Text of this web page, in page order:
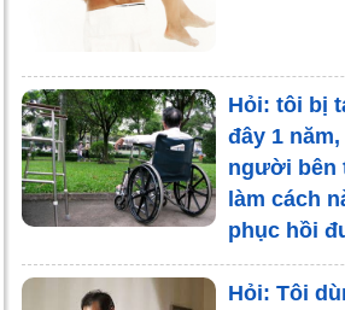
Hỏi: tôi bị
đây 1
người bên
làm cách
phục hồi
Hỏi: Tôi